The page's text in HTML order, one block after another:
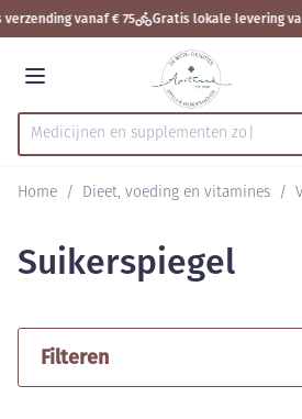
Ga naar de inhoud
1 van 1vanaf € 75 Gratis lokale levering
Menu
Product, merk, categorie...
Medicijnen e
Home / Dieet, voeding en vitamines /
Suikerspiegel
Filteren